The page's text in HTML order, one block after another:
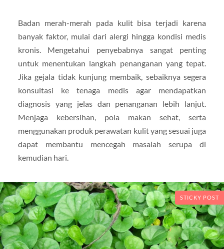
Badan merah-merah pada kulit bisa terjadi karena
banyak faktor, mulai dari alergi hingga kondisi medis
kronis. Mengetahui penyebabnya sangat penting
untuk menentukan langkah penanganan yang tepat.
Jika gejala tidak kunjung membaik, sebaiknya segera
konsultasi ke tenaga medis agar mendapatkan
diagnosis yang jelas dan penanganan lebih lanjut.
Menjaga kebersihan, pola makan sehat, serta
menggunakan produk perawatan kulit yang sesuai juga
dapat membantu mencegah masalah serupa di
kemudian hari.
STICKY POST